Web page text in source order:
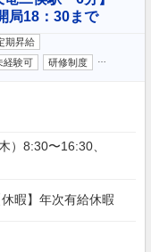
局18：30まで
期昇給
経験可 研修制度
）8:30〜16:30、
暇】年次有給休暇